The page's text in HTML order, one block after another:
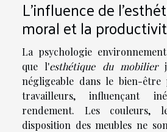
L'influence de
moral et la
La psychologie
que l'esthétique du mobilier
négligeable dans le bien-être
travailleurs, influençant
rendement. Les couleurs,
disposition des meubles ne